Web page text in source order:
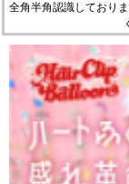
全角半角認識しており